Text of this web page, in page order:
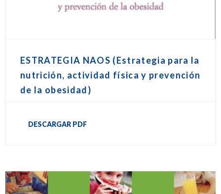
ESTRATEGIA NAOS (Estrategia para la
nutrición, actividad física y prevención
de la obesidad)
DESCARGAR PDF